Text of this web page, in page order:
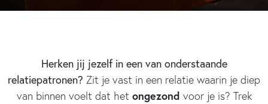
Herken jij jezelf in een van onderstaande
relatiepatronen? Zit je vast in een relatie waarin je diep
van binnen voelt dat het ongezond voor je is? Trek